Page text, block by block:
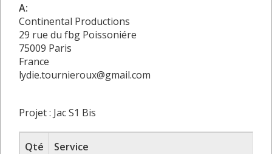
A:
Continental Productions
29 rue du fbg Poissoniére
75009 Paris
France
lydie.tournieroux@gmail.com
Projet : Jac S1 Bis
Qté
Service